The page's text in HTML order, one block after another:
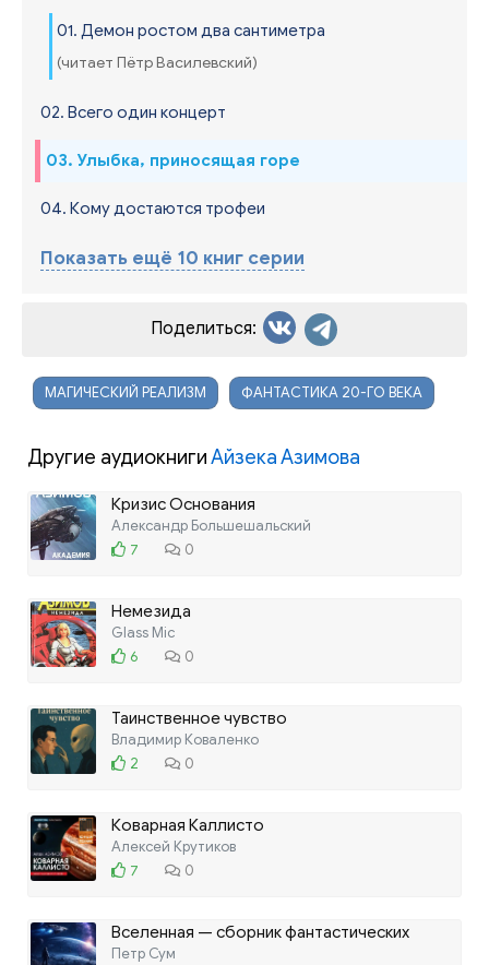
01. Демон ростом два сантиметра
(читает Пётр Василевский)
02. Всего один концерт
03. Улыбка, приносящая горе
04. Кому достаются трофеи
Показать ещё 10 книг серии
Поделиться:
МАГИЧЕСКИЙ РЕАЛИЗМ ФАНТАСТИКА 20-ГО ВЕКА
Другие аудиокнигиАйзека Азимова
Кризис Основания
Александр Большешальский
7
0
Немезида
Glass Mic
6
0
Таинственное чувство
Владимир Коваленко
2
0
Коварная Каллисто
Алексей Крутиков
7
0
Вселенная — сборник фантастических
рассказов
Петр Сум